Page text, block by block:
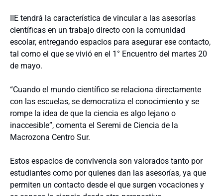
IIE tendrá la característica de vincular a las asesorías
científicas en un trabajo directo con la comunidad
escolar, entregando espacios para asegurar ese contacto,
tal como el que se vivió en el 1° Encuentro del martes 20
de mayo.
“Cuando el mundo científico se relaciona directamente
con las escuelas, se democratiza el conocimiento y se
rompe la idea de que la ciencia es algo lejano o
inaccesible”, comenta el Seremi de Ciencia de la
Macrozona Centro Sur.
Estos espacios de convivencia son valorados tanto por
estudiantes como por quienes dan las asesorías, ya que
permiten un contacto desde el que surgen vocaciones y